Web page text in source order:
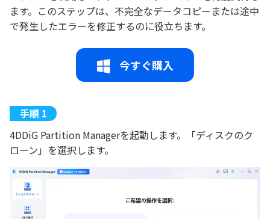
ます。このステップは、不完全なデータコピーまたは途中
で発生したエラーを修正するのに役立ちます。
今すぐ購入
4DDiG Partition Managerを起動します。「ディスクのク
ローン」を選択します。